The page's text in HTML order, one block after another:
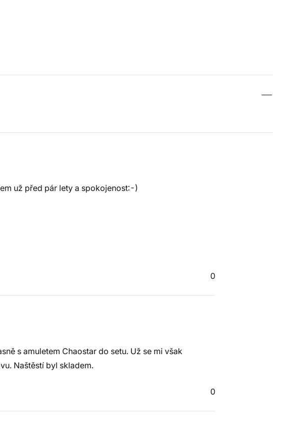
už před pár lety a spokojenost:-)
0
s amuletem Chaostar do setu. Už se mi však
Naštěstí byl skladem.
0